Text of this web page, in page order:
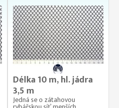
Délka 10 m, hl. jádra
3,5 m
Jedná se o zátahovou